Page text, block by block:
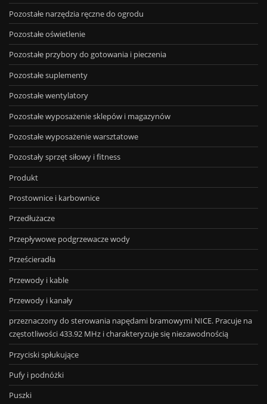
Pozostałe narzędzia ręczne do ogrodu
Pozostałe oświetlenie
Pozostałe przybory do gotowania i pieczenia
Pozostałe suplementy
Pozostałe wentylatory
Pozostałe wyposażenie sklepów i magazynów
Pozostałe wyposażenie warsztatowe
Pozostały sprzęt siłowy i fitness
Produkt
Prostownice i karbownice
Przedłużacze
Przepływowe podgrzewacze wody
Prześcieradła
Przewody i kable
Przewody i kanały
przeznaczony do sterowania napędami bramowymi NICE. Pracuje na
częstotliwości 433.92 MHz i charakteryzuje się niezawodnością
Przyciski spłukujące
Pufy i podnóżki
Puszki